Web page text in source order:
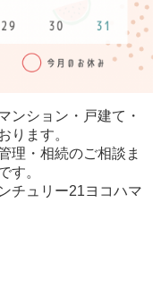
ンション・戸建て・
ります。
理・相続のご相談ま
す。
チュリー21ヨコハマ